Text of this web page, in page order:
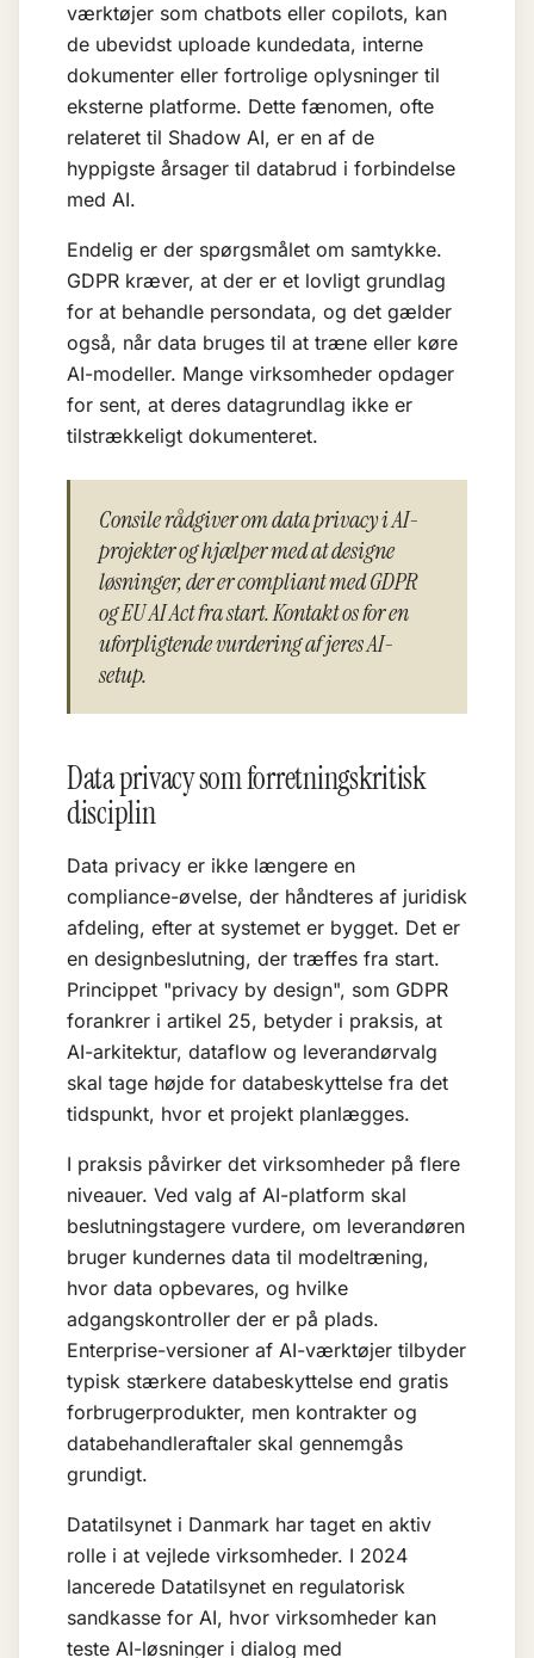
værktøjer som chatbots eller copilots, kan
de ubevidst uploade kundedata, interne
dokumenter eller fortrolige oplysninger til
eksterne platforme. Dette fænomen, ofte
relateret til Shadow AI, er en af de
hyppigste årsager til databrud i forbindelse
med AI.
Endelig er der spørgsmålet om samtykke.
GDPR kræver, at der er et lovligt grundlag
for at behandle persondata, og det gælder
også, når data bruges til at træne eller køre
AI-modeller. Mange virksomheder opdager
for sent, at deres datagrundlag ikke er
tilstrækkeligt dokumenteret.
Consile rådgiver om data privacy i AI-
projekter og hjælper med at designe
løsninger, der er compliant med GDPR
og EU AI Act fra start. Kontakt os for en
uforpligtende vurdering af jeres AI-
setup.
Data privacy som forretningskritisk
disciplin
Data privacy er ikke længere en
compliance-øvelse, der håndteres af juridisk
afdeling, efter at systemet er bygget. Det er
en designbeslutning, der træffes fra start.
Princippet "privacy by design", som GDPR
forankrer i artikel 25, betyder i praksis, at
AI-arkitektur, dataflow og leverandørvalg
skal tage højde for databeskyttelse fra det
tidspunkt, hvor et projekt planlægges.
I praksis påvirker det virksomheder på flere
niveauer. Ved valg af AI-platform skal
beslutningstagere vurdere, om leverandøren
bruger kundernes data til modeltræning,
hvor data opbevares, og hvilke
adgangskontroller der er på plads.
Enterprise-versioner af AI-værktøjer tilbyder
typisk stærkere databeskyttelse end gratis
forbrugerprodukter, men kontrakter og
databehandleraftaler skal gennemgås
grundigt.
Datatilsynet i Danmark har taget en aktiv
rolle i at vejlede virksomheder. I 2024
lancerede Datatilsynet en regulatorisk
sandkasse for AI, hvor virksomheder kan
teste AI-løsninger i dialog med